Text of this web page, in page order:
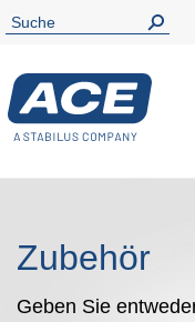
Zubehör
Geben Sie